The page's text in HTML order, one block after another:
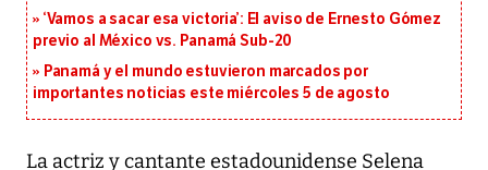
‘Vamos a sacar esa victoria’: El aviso de Ernesto Gómez
previo al México vs. Panamá Sub-20
Panamá y el mundo estuvieron marcados por
importantes noticias este miércoles 5 de agosto
La actriz y cantante estadounidense Selena